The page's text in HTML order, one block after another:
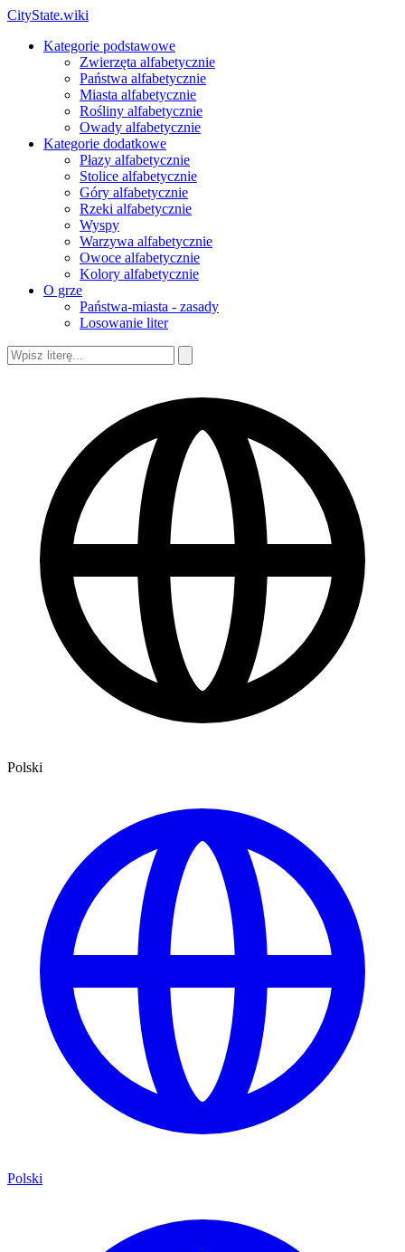
CityState.wiki
Kategorie podstawowe
Zwierzęta alfabetycznie
Państwa alfabetycznie
Miasta alfabetycznie
Rośliny alfabetycznie
Owady alfabetycznie
Kategorie dodatkowe
Płazy alfabetycznie
Stolice alfabetycznie
Góry alfabetycznie
Rzeki alfabetycznie
Wyspy
Warzywa alfabetycznie
Owoce alfabetycznie
Kolory alfabetycznie
O grze
Państwa-miasta - zasady
Losowanie liter
Polski
Polski